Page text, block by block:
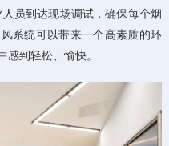
员到达现场调试，确保每个烟
系统可以带来一个高素质的环
到轻松、愉快。